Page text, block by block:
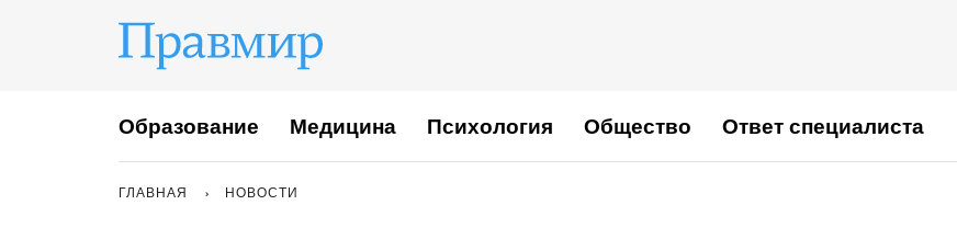
Образование Медицина Психология Общество Ответ специалиста
ГЛАВНАЯ НОВОСТИ